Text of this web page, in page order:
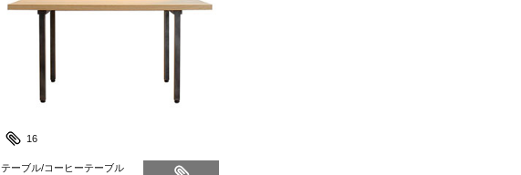
テーブル/コーヒーテーブル
16